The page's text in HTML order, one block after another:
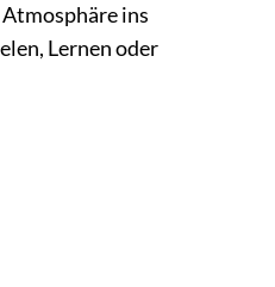
ins
Lernen oder